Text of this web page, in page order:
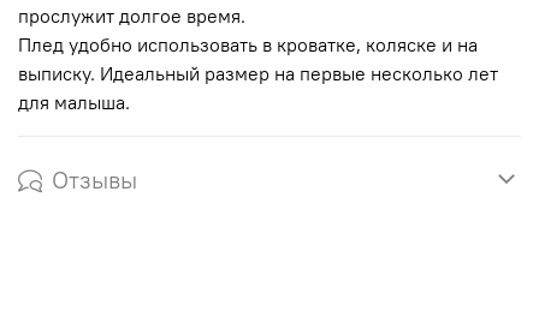
прослужит долгое время.
Плед удобно использовать в кроватке, коляске и на
выписку. Идеальный размер на первые несколько лет
для малыша.
Отзывы